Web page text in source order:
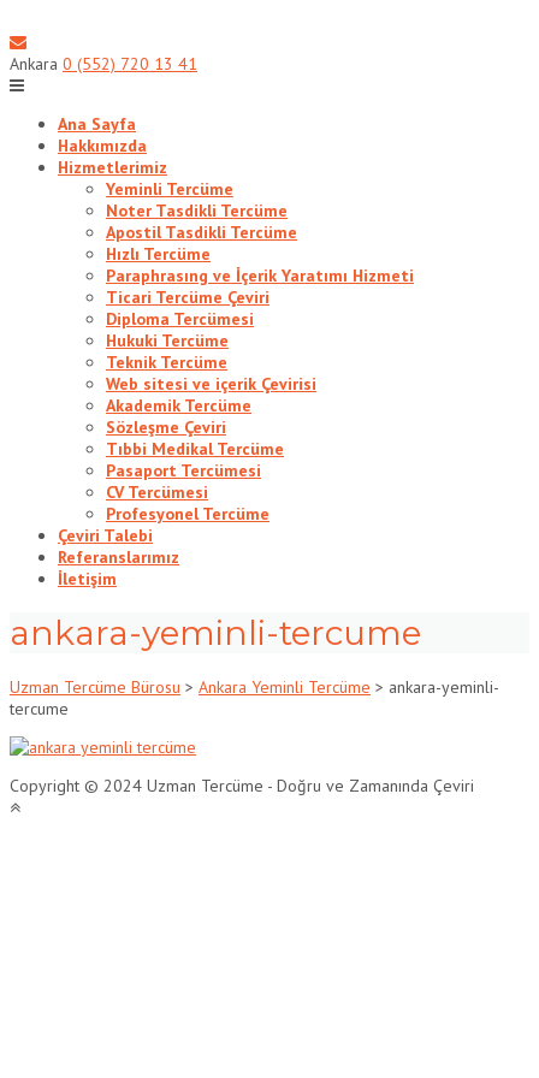
to
content
Ankara 0 (552) 720 13 41
Ana Sayfa
Hakkımızda
Hizmetlerimiz
Yeminli Tercüme
Noter Tasdikli Tercüme
Apostil Tasdikli Tercüme
Hızlı Tercüme
Paraphrasıng ve İçerik Yaratımı Hizmeti
Ticari Tercüme Çeviri
Diploma Tercümesi
Hukuki Tercüme
Teknik Tercüme
Web sitesi ve içerik Çevirisi
Akademik Tercüme
Sözleşme Çeviri
Tıbbi Medikal Tercüme
Pasaport Tercümesi
CV Tercümesi
Profesyonel Tercüme
Çeviri Talebi
Referanslarımız
İletişim
ankara-yeminli-tercume
Uzman Tercüme Bürosu > Ankara Yeminli Tercüme > ankara-yeminli-
tercume
Copyright © 2024 Uzman Tercüme - Doğru ve Zamanında Çeviri